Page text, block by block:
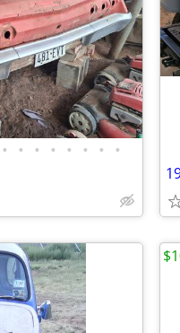
• • • • • • • •